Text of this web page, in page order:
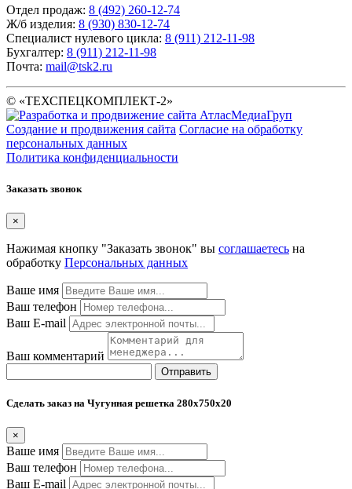
Отдел продаж: 8 (492) 260-12-74
Ж/б изделия: 8 (930) 830-12-74
Специалист нулевого цикла: 8 (911) 212-11-98
Бухгалтер: 8 (911) 212-11-98
Почта: mail@tsk2.ru
© «ТЕХСПЕЦКОМПЛЕКТ-2»
Создание и продвижения сайта Согласие на обработку
персональных данных
Политика конфиденциальности
Заказать звонок
×
Нажимая кнопку "Заказать звонок" вы соглашаетесь на
обработку Персональных данных
Ваше имя
Ваш телефон
Ваш E-mail
Ваш комментарий
Отправить
Сделать заказ на Чугунная решетка 280х750х20
×
Ваше имя
Ваш телефон
Ваш E-mail